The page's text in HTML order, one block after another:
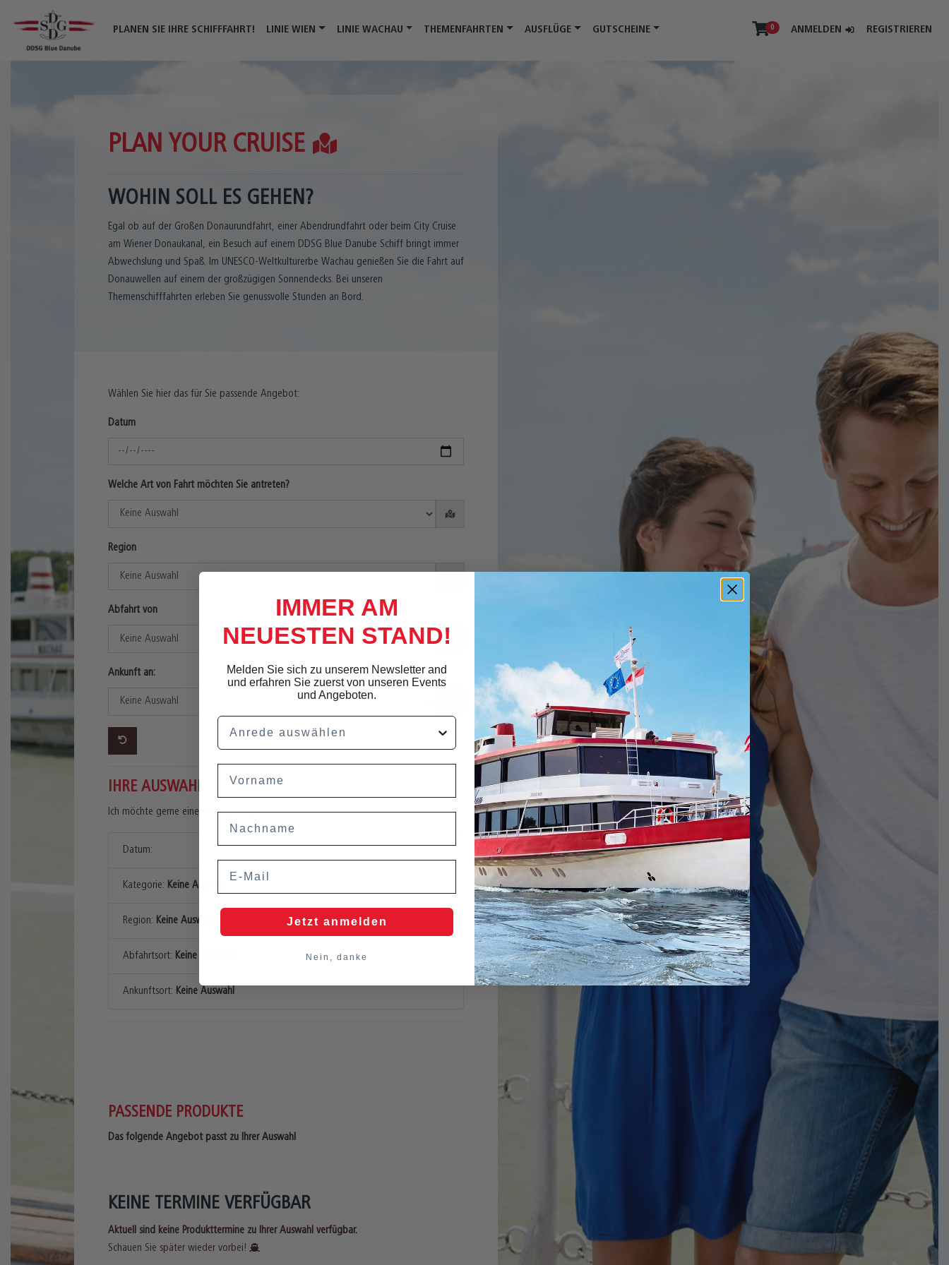
PLANEN SIE IHRE SCHIFFFAHRT! LINIE WIEN LINIE WACHAU THEMENFAHRTEN AUSFLÜGE GUTSCHEINE 0 ANMELDEN REGISTRIEREN
PLAN YOUR CRUISE
WOHIN SOLL ES GEHEN?
Egal ob auf der Großen Donaurundfahrt, einer Abendrundfahrt oder beim City Cruise
am Wiener Donaukanal, ein Besuch auf einem DDSG Blue Danube Schiff bringt immer
Abwechslung und Spaß. Im UNESCO-Weltkulturerbe Wachau genießen Sie die Fahrt auf
Donauwellen auf einem der großzügigen Sonnendecks. Bei unseren
Themenschifffahrten erleben Sie genussvolle Stunden an Bord.
Wählen Sie hier das für Sie passende Angebot:
Datum
Welche Art von Fahrt möchten Sie antreten?
Region
Abfahrt von
Ankunft an:
IHRE AUSWAHL
Ich möchte gerne eine Fahrt antreten...
Datum:
Kategorie: Keine Auswahl
Region: Keine Auswahl
Abfahrtsort: Keine Auswahl
Ankunftsort: Keine Auswahl
PASSENDE PRODUKTE
Das folgende Angebot passt zu Ihrer Auswahl
KEINE TERMINE VERFÜGBAR
Aktuell sind keine Produkttermine zu Ihrer Auswahl verfügbar.
Schauen Sie später wieder vorbei!
IMMER AM
NEUESTEN STAND!
Melden Sie sich zu unserem Newsletter and
und erfahren Sie zuerst von unseren Events
und Angeboten.
Anrede
Jetzt anmelden
Nein, danke